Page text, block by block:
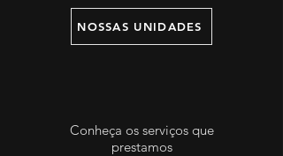
NOSSAS UNIDADES
Conheça os serviços que
prestamos